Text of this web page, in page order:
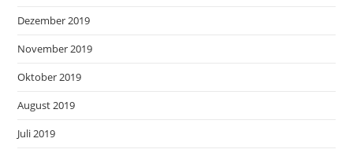
Dezember 2019
November 2019
Oktober 2019
August 2019
Juli 2019